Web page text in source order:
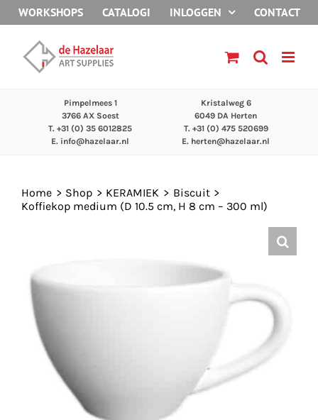
naar
inhoud
WORKSHOPS CATALOGI INLOGGEN CONTACT
Pimpelmees 1
3766 AX Soest
T. +31 (0) 35 6012825
E. info@hazelaar.nl
Kristalweg 6
6049 DA Herten
T. +31 (0) 475 520699
E. herten@hazelaar.nl
Home Shop KERAMIEK
Biscuit
Koffiekop medium (D 10.5 cm, H 8 cm – 300 ml)